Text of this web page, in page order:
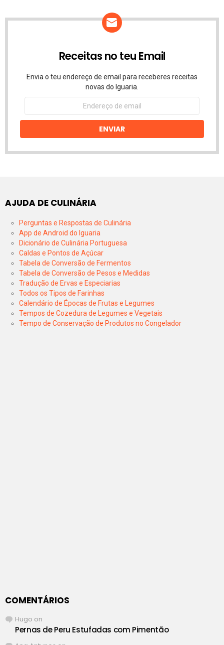
Receitas no teu Email
Envia o teu endereço de email para receberes receitas
novas do Iguaria.
Endereço
email
ENVIAR
AJUDA DE CULINÁRIA
Perguntas e Respostas de Culinária
App de Android do Iguaria
Dicionário de Culinária Portuguesa
Caldas e Pontos de Açúcar
Tabela de Conversão de Fermentos
Tabela de Conversão de Pesos e Medidas
Tradução de Ervas e Especiarias
Todos os Tipos de Farinhas
Calendário de Épocas de Frutas e Legumes
Tempos de Cozedura de Legumes e Vegetais
Tempo de Conservação de Produtos no Congelador
COMENTÁRIOS
Hugo on
Pernas de Peru Estufadas com Pimentão